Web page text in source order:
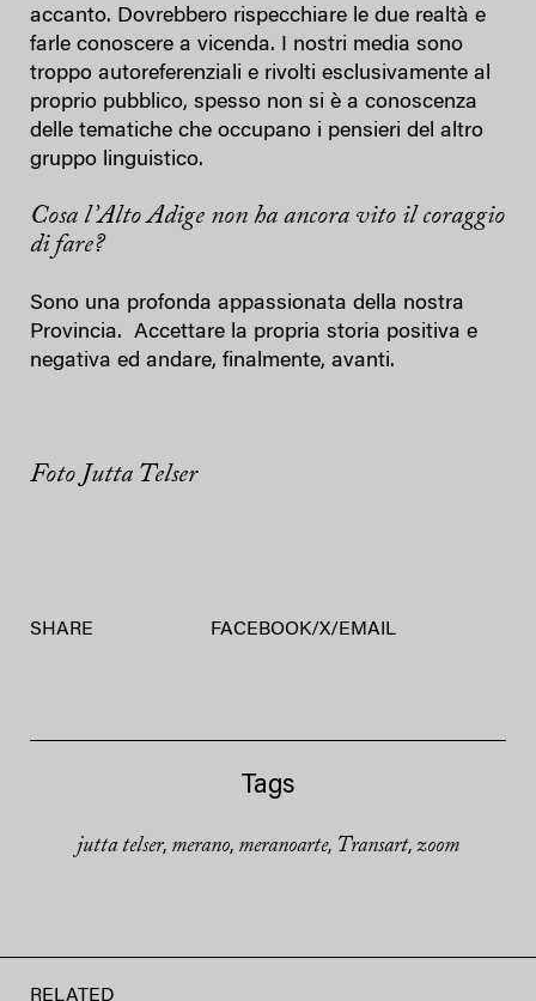
accanto. Dovrebbero rispecchiare le due realtà e
farle conoscere a vicenda. I nostri media sono
troppo autoreferenziali e rivolti esclusivamente al
proprio pubblico, spesso non si è a conoscenza
delle tematiche che occupano i pensieri del altro
gruppo linguistico.
Cosa l’Alto Adige non ha ancora vito il coraggio
di fare?
Sono una profonda appassionata della nostra
Provincia. Accettare la propria storia positiva e
negativa ed andare, finalmente, avanti.
Foto Jutta Telser
SHARE FACEBOOK/X/ EMAIL
Tags
jutta telser, merano, meranoarte, Transart, zoom
RELATED